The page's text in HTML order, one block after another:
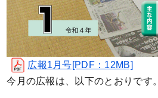
広報1月号[PDF：12MB]
今月の広報は、以下のとおりです。